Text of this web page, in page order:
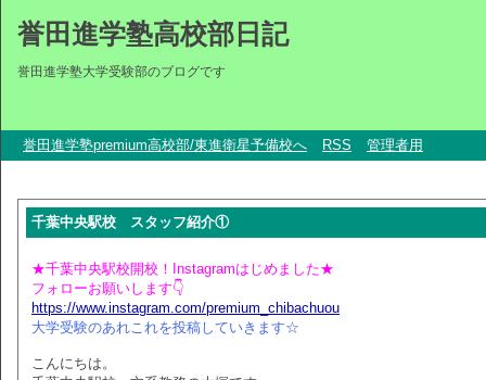
誉田進学塾高校部日記
誉田進学塾大学受験部のブログです
誉田進学塾premium高校部/東進衛星予備校へ RSS 管理者用
千葉中央駅校 スタッフ紹介①
★千葉中央駅校開校！Instagramはじめました★
フォローお願いします👇
https://www.instagram.com/premium_chibachuou
大学受験のあれこれを投稿していきます☆
こんにちは。